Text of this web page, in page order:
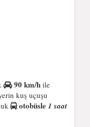
90 km/h ile
kuş uçuşu
otobüsle1 saat